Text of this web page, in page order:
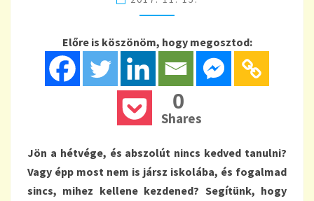
GYORSSEGÉLY!
Előre is köszönöm, hogy megosztod:
0
Shares
Jön a hétvége, és abszolút nincs kedved tanulni?
Vagy épp most nem is jársz iskolába, és fogalmad
sincs, mihez kellene kezdened? Segítünk, hogy